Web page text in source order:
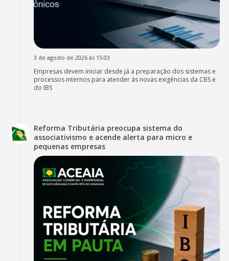
3 de agosto de 2026 às 15:03
Empresas devem iniciar desde já a preparação dos sistemas e
processos internos para atender às novas exigências da CBS e
do IBS
Reforma Tributária preocupa sistema do
associativismo e acende alerta para micro e
pequenas empresas